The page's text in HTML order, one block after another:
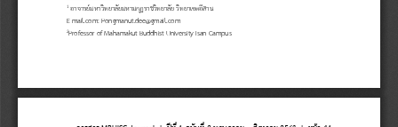
1 อาจารย์มหาวิทยาลัยมหามกุฏราชวิทยาลัย วิทยาเขตอีสาน
E-mail.com: Pongmanut.dee@gmail.com
2Professor ofMahamakut Buddhist University Isan Campus